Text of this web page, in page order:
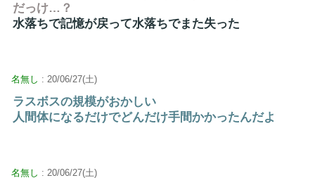
だっけ…？
水落ちで記憶が戻って水落ちでまた失った
名無し : 20/06/27(土)
ラスボスの規模がおかしい
人間体になるだけでどんだけ手間かかったんだよ
名無し : 20/06/27(土)